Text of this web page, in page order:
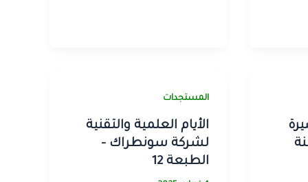
المستجدات
الأيام العلمية والتقنية
لشركة سونطراك –
الطبعة 12